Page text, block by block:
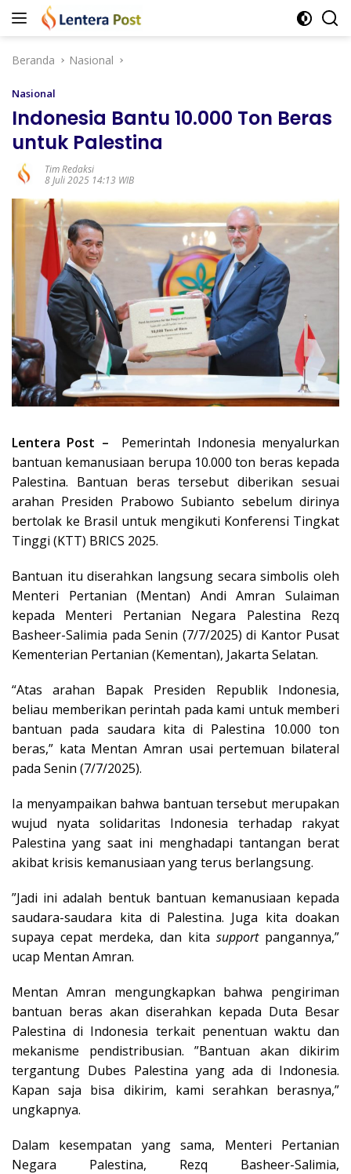
Langsung
Beranda
Nasional
Nasional
Indonesia Bantu 10.000 Ton Beras
untuk Palestina
Tim Redaksi
8 Juli 2025 14:13 WIB
Lentera Post –
Pemerintah Indonesia menyalurkan
bantuan kemanusiaan berupa 10.000 ton beras kepada
Palestina. Bantuan beras tersebut diberikan sesuai
arahan Presiden Prabowo Subianto sebelum dirinya
bertolak ke Brasil untuk mengikuti Konferensi Tingkat
Tinggi (KTT) BRICS 2025.
Bantuan itu diserahkan langsung secara simbolis oleh
Menteri Pertanian (Mentan) Andi Amran Sulaiman
kepada Menteri Pertanian Negara Palestina Rezq
Basheer-Salimia pada Senin (7/7/2025) di Kantor Pusat
Kementerian Pertanian (Kementan), Jakarta Selatan.
“Atas arahan Bapak Presiden Republik Indonesia,
beliau memberikan perintah pada kami untuk memberi
bantuan pada saudara kita di Palestina 10.000 ton
beras,” kata Mentan Amran usai pertemuan bilateral
pada Senin (7/7/2025).
Ia menyampaikan bahwa bantuan tersebut merupakan
wujud nyata solidaritas Indonesia terhadap rakyat
Palestina yang saat ini menghadapi tantangan berat
akibat krisis kemanusiaan yang terus berlangsung.
”Jadi ini adalah bentuk bantuan kemanusiaan kepada
saudara-saudara kita di Palestina. Juga kita doakan
supaya cepat merdeka, dan kita supportpangannya,”
ucap Mentan Amran.
Mentan Amran mengungkapkan bahwa pengiriman
bantuan beras akan diserahkan kepada Duta Besar
Palestina di Indonesia terkait penentuan waktu dan
mekanisme pendistribusian. ”Bantuan akan dikirim
tergantung Dubes Palestina yang ada di Indonesia.
Kapan saja bisa dikirim, kami serahkan berasnya,”
ungkapnya.
Dalam kesempatan yang sama, Menteri Pertanian
Negara Palestina, Rezq Basheer-Salimia,